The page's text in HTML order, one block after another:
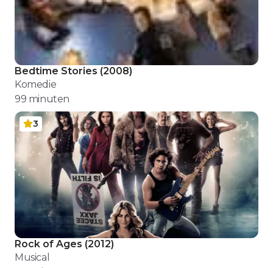
Bedtime Stories (2008)
Komedie
99 minuten
3
Rock of Ages (2012)
Musical